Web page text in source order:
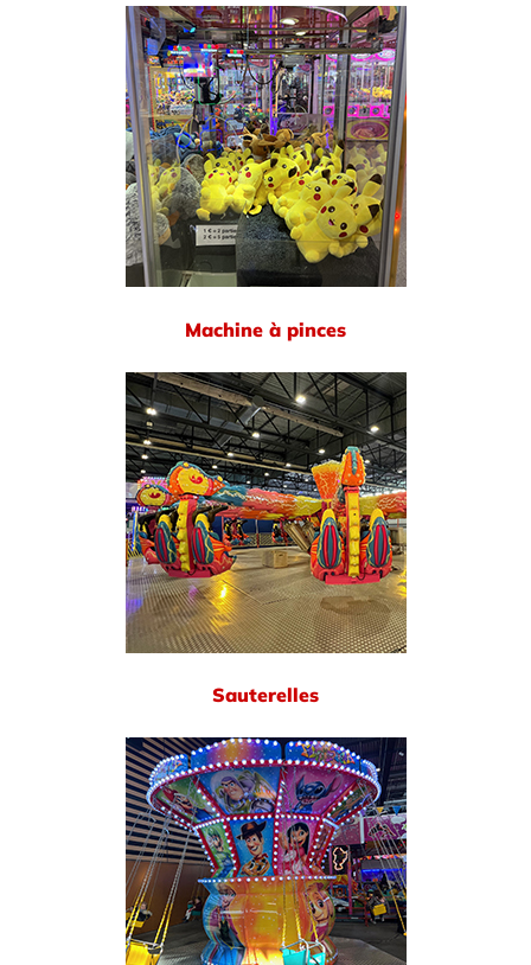
Machine à pinces
Sauterelles